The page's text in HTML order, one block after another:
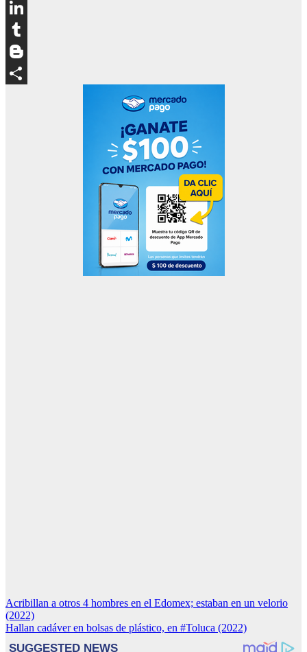
Pinterest
LinkedIn
Tumblr
Blogger
Navegación
de
entradas
Acribillan a otros 4 hombres en el Edomex; estaban en un velorio
(2022)
Hallan cadáver en bolsas de plástico, en #Toluca (2022)